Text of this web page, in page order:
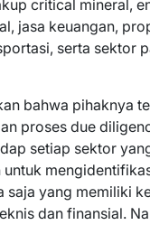
critical mineral,
jasa keuangan,
serta sektor
bahwa pihaknya
proses due
setiap sektor
untuk
saja yang memiliki
dan finansial.